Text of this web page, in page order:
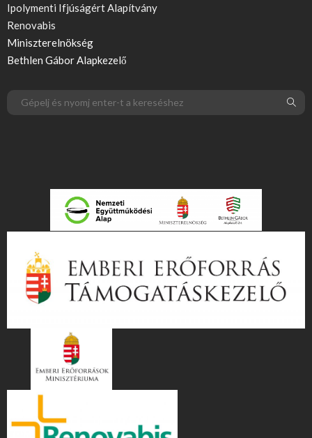
Ipolymenti Ifjúságért Alapítvány
Renovabis
Miniszterelnökség
Bethlen Gábor Alapkezelő